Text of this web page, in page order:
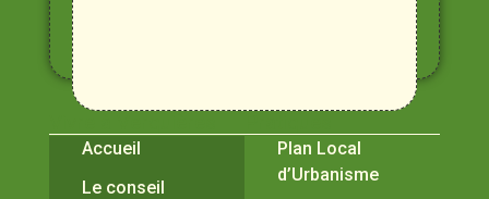
Alpilles
et
Durance
Accueil
Le conseil
Plan Local
d’Urbanisme